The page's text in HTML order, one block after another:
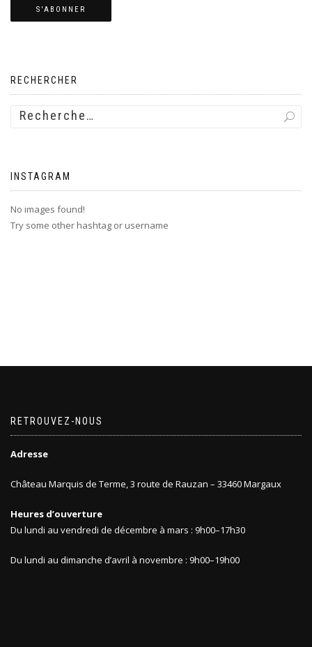
RECHERCHER
INSTAGRAM
No images found!
Try some other hashtag or username
RETROUVEZ-NOUS
Adresse
Château Marquis de Terme, 3 route de Rauzan – 33460 Margaux
Heures d’ouverture
Du lundi au vendredi de décembre à mars : 9h00–17h30
Du lundi au dimanche d’avril à novembre : 9h00–19h00